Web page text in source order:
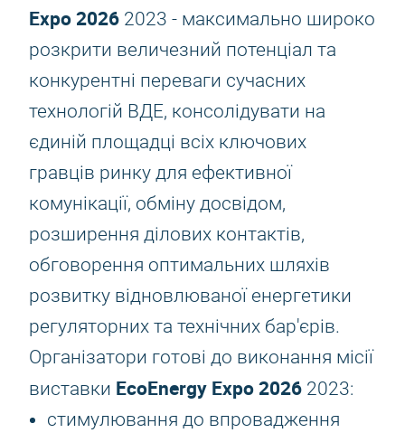
Expo 2026 2023 - максимально широко
розкрити величезний потенціал та
конкурентні переваги сучасних
технологій ВДЕ, консолідувати на
єдиній площадці всіх ключових
гравців ринку для ефективної
комунікації, обміну досвідом,
розширення ділових контактів,
обговорення оптимальних шляхів
розвитку відновлюваної енергетики
регуляторних та технічних бар'єрів.
Організатори готові до виконання місії
виставки EcoEnergy Expo 2026 2023:
стимулювання до впровадження